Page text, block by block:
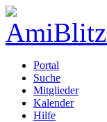
Portal
Suche
Mitglieder
Kalender
Hilfe